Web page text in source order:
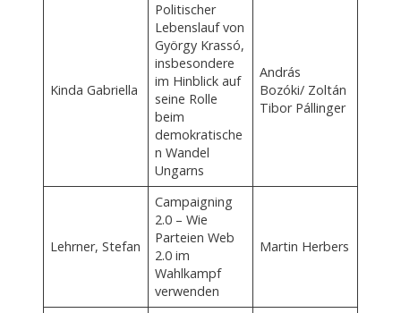
Kinda Gabriella
Politischer
Lebenslauf von
György Krassó,
insbesondere
im Hinblick auf
seine Rolle
beim
demokratische
n Wandel
Ungarns
András
Bozóki/ Zoltán
Tibor Pállinger
Lehrner, Stefan
Campaigning
2.0 – Wie
Parteien Web
2.0 im
Wahlkampf
verwenden
Martin Herbers